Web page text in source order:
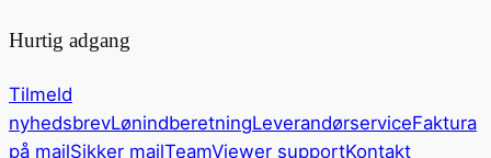
Hurtig adgang
Tilmeld
nyhedsbrevLønindberetningLeverandørserviceFaktura
på mailSikker mailTeamViewer supportKontakt